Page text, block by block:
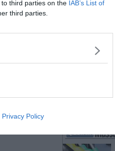
third parties on the IAB’s List of
third parties.
Privacy Policy